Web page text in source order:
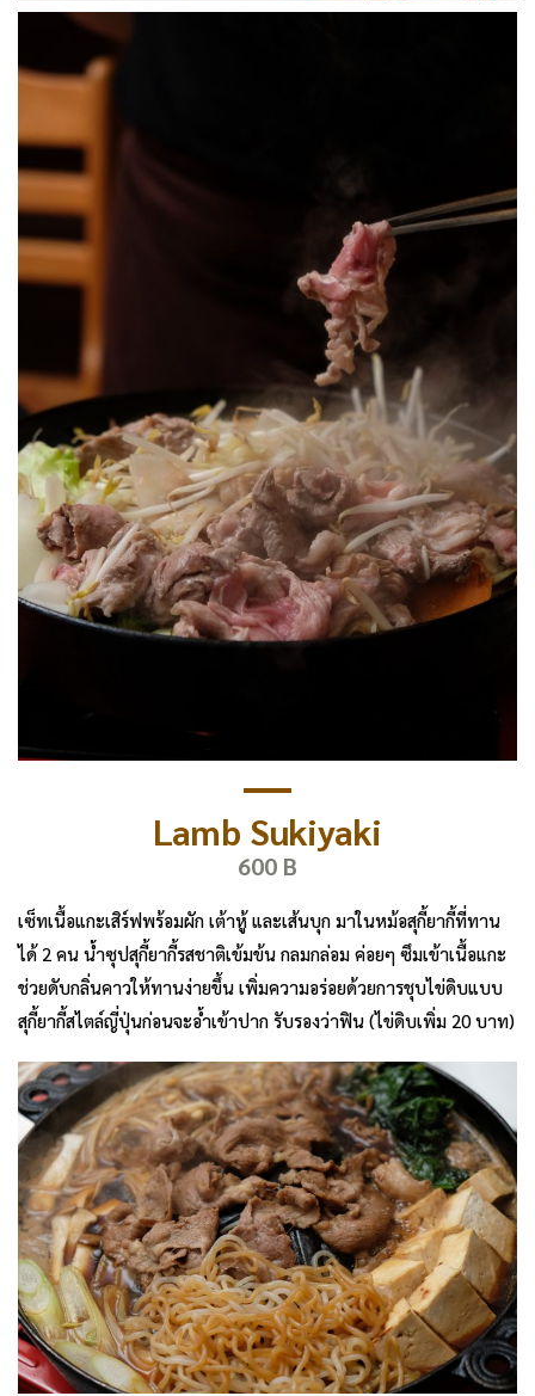
Lamb Sukiyaki
600 B
เซ็ทเนื้อแกะเสิร์ฟพร้อมผัก เต้าหู้ และเส้นบุก มาในหม้อสุกี้ยากี้ที่ทาน
ได้ 2 คน น้ำซุปสุกี้ยากี้รสชาติเข้มข้น กลมกล่อม ค่อยๆ ซึมเข้าเนื้อแกะ
ช่วยดับกลิ่นคาวให้ทานง่ายขึ้น เพิ่มความอร่อยด้วยการชุบไข่ดิบแบบ
สุกี้ยากี้สไตล์ญี่ปุ่นก่อนจะอ้ำเข้าปาก รับรองว่าฟิน (ไข่ดิบเพิ่ม 20 บาท)